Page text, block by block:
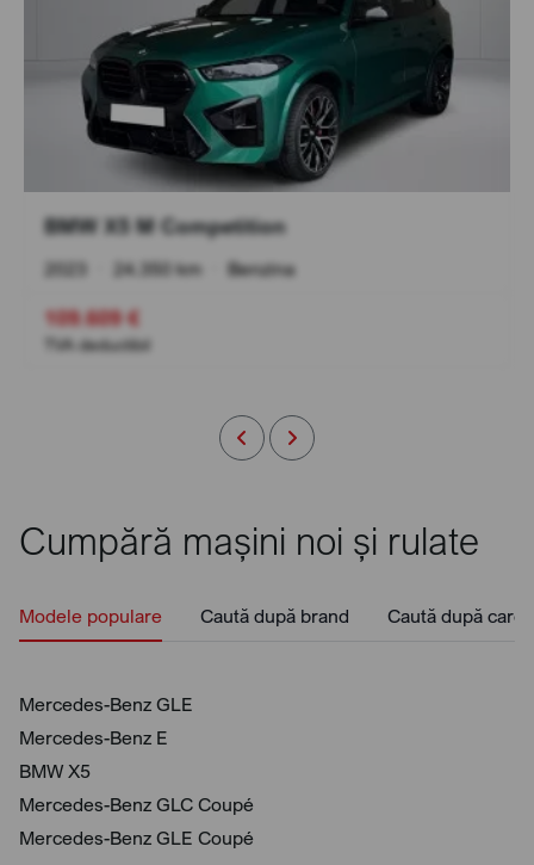
BMW X5 M Competition
2023 24.350 km Benzina
109.609 €
TVA deductibil
Cumpără mașini noi și rulate
Modele populare Caută după brand Caută după
Mercedes-Benz GLE
Mercedes-Benz E
BMW X5
Mercedes-Benz GLC Coupé
Mercedes-Benz GLE Coupé